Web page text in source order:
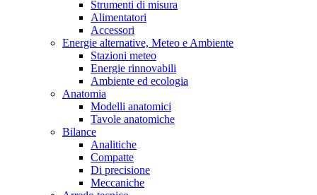
Strumenti di misura
Alimentatori
Accessori
Energie alternative, Meteo e Ambiente
Stazioni meteo
Energie rinnovabili
Ambiente ed ecologia
Anatomia
Modelli anatomici
Tavole anatomiche
Bilance
Analitiche
Compatte
Di precisione
Meccaniche